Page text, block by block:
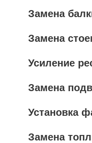
Замена
Замена
Усиление
Замена
Установка
Замена